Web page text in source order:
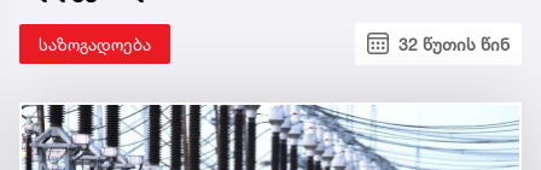
საზოგადოება 32 წუთის წინ